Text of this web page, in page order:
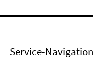
Service-Navigation